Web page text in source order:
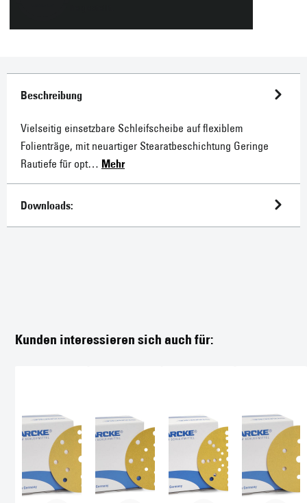
Beschreibung
Vielseitig einsetzbare Schleifscheibe auf flexiblem
Folienträge, mit neuartiger Stearatbeschichtung Geringe
Rautiefe für opt… Mehr
Downloads:
Kunden interessieren sich auch für: